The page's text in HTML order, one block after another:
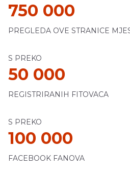
750 000
PREGLEDA OVE STRANICE
S PREKO
50 000
REGISTRIRANIH FITOVACA
S PREKO
100 000
FACEBOOK FANOVA